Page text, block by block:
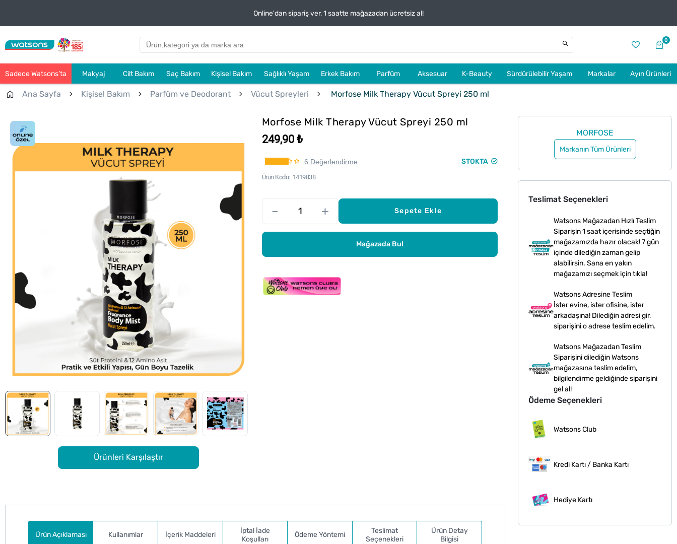
Online'dan sipariş ver, 1 saatte mağazadan ücretsiz al!
0
Sadece Watsons’ta Makyaj Cilt Bakım Saç Bakım Kişisel Bakım Sağlıklı Yaşam Erkek Bakım Parfüm Aksesuar K-Beauty Sürdürülebilir Yaşam Markalar Ayın Ürünleri
Ana Sayfa Kişisel Bakım Parfüm ve Deodorant Vücut Spreyleri Morfose Milk Therapy Vücut Spreyi 250 ml
Ürünleri Karşılaştır
Morfose Milk Therapy Vücut Spreyi 250 ml
249,90 ₺
6 Değerlendirme STOKTA
Ürün Kodu 1419838
– + Sepete Ekle
Mağazada Bul
MORFOSE
Markanın Tüm Ürünleri
Teslimat Seçenekleri
Watsons Mağazadan Hızlı Teslim
Siparişin 1 saat içerisinde seçtiğin
mağazamızda hazır olacak! 7 gün
içinde dilediğin zaman gelip
alabilirsin. Sana en yakın
mağazamızı seçmek için tıkla!
Watsons Adresine Teslim
İster evine, ister ofisine, ister
arkadaşına! Dilediğin adresi gir,
siparişini o adrese teslim edelim.
Watsons Mağazadan Teslim
Siparişini dilediğin Watsons
mağazasına teslim edelim,
bilgilendirme geldiğinde siparişini
gel al!
Ödeme Seçenekleri
Watsons Club
Kredi Kartı / Banka Kartı
Hediye Kartı
Ürün Açıklaması Kullanımlar İçerik Maddeleri
İptal İade
Koşulları
Ödeme Yöntemi
Teslimat
Seçenekleri
Ürün Detay
Bilgisi